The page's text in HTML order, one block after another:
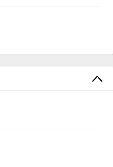
198–484 V AC.
zanik fazy, kontrola